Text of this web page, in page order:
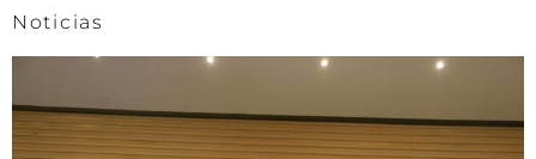
Noticias